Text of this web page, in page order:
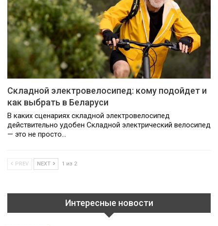
Складной электровелосипед: кому подойдет и
как выбрать в Беларуси
В каких сценариях складной электровелосипед
действительно удобен Складной электрический велосипед
— это не просто…
PREV NEXT 1 из 2
Интересные новости